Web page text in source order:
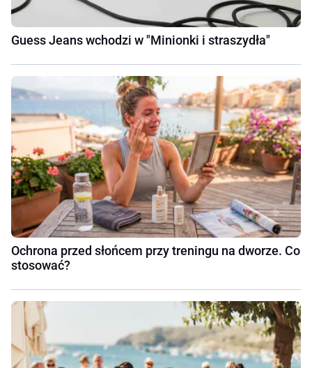
Guess Jeans wchodzi w "Minionki i straszydła"
Ochrona przed słońcem przy treningu na dworze. Co
stosować?